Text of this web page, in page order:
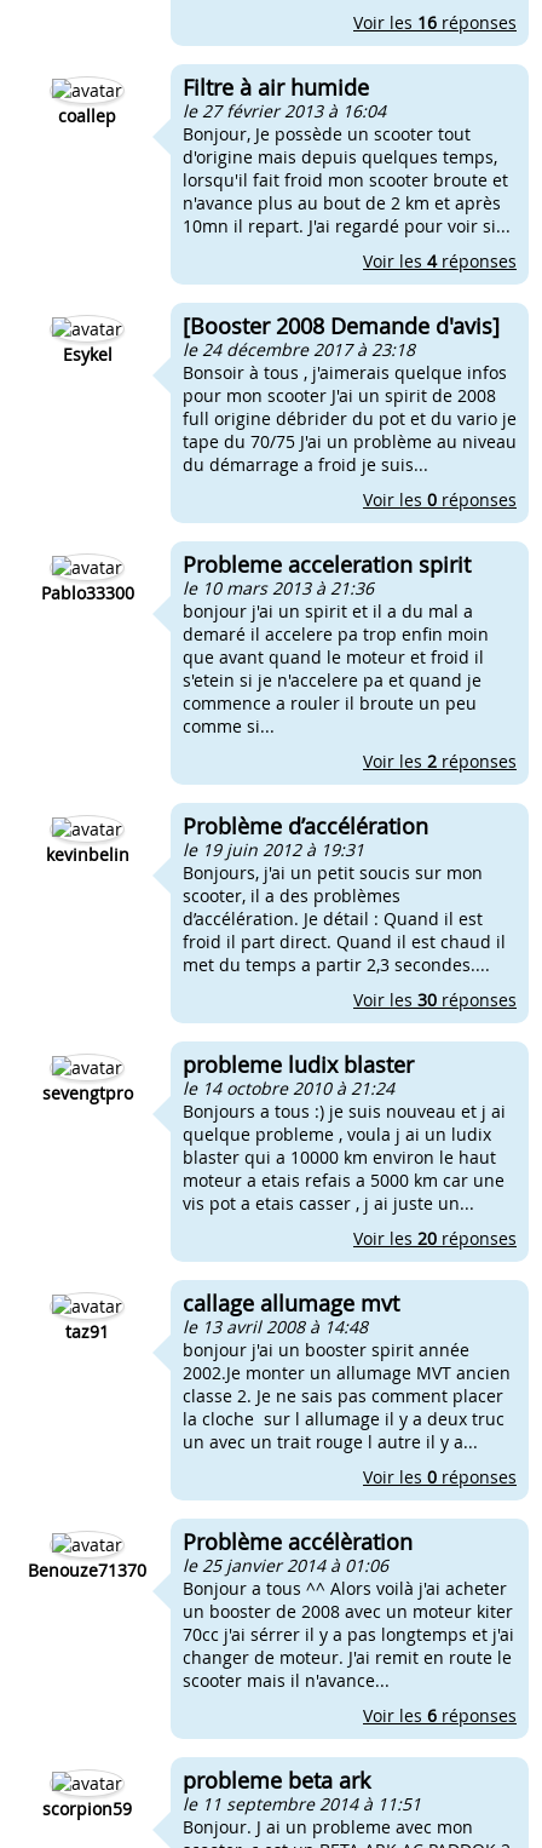
Voir les 16 réponses
coallep
Filtre à air humide
le 27 février 2013 à 16:04
Bonjour, Je possède un scooter tout
d'origine mais depuis quelques temps,
lorsqu'il fait froid mon scooter broute et
n'avance plus au bout de 2 km et après
10mn il repart. J'ai regardé pour voir si...
Voir les 4réponses
Esykel
[Booster 2008 Demande d'avis]
le 24 décembre 2017 à 23:18
Bonsoir à tous , j'aimerais quelque infos
pour mon scooter J'ai un spirit de 2008
full origine débrider du pot et du vario je
tape du 70/75 J'ai un problème au niveau
du démarrage a froid je suis...
Voir les 0 réponses
Pablo33300
Probleme acceleration spirit
le 10 mars 2013 à 21:36
bonjour j'ai un spirit et il a du mal a
demaré il accelere pa trop enfin moin
que avant quand le moteur et froid il
s'etein si je n'accelere pa et quand je
commence a rouler il broute un peu
comme si...
Voir les 2 réponses
kevinbelin
Problème d’accélération
le 19 juin 2012 à 19:31
Bonjours, j'ai un petit soucis sur mon
scooter, il a des problèmes
d’accélération. Je détail : Quand il est
froid il part direct. Quand il est chaud il
met du temps a partir 2,3 secondes....
Voir les 30 réponses
sevengtpro
probleme ludix blaster
le 14 octobre 2010 à 21:24
Bonjours a tous :) je suis nouveau et j ai
quelque probleme , voula j ai un ludix
blaster qui a 10000 km environ le haut
moteur a etais refais a 5000 km car une
vis pot a etais casser , j ai juste un...
Voir les 20 réponses
taz91
callage allumage mvt
le 13 avril 2008 à 14:48
bonjour j'ai un booster spirit année
2002.Je monter un allumage MVT ancien
classe 2. Je ne sais pas comment placer
la cloche sur l allumage il y a deux truc
un avec un trait rouge l autre il y a...
Voir les 0 réponses
Benouze71370
Problème accélèration
le 25 janvier 2014 à 01:06
Bonjour a tous ^^ Alors voilà j'ai acheter
un booster de 2008 avec un moteur kiter
70cc j'ai sérrer il y a pas longtemps et j'ai
changer de moteur. J'ai remit en route le
scooter mais il n'avance...
Voir les 6 réponses
scorpion59
probleme beta ark
le 11 septembre 2014 à 11:51
Bonjour. J ai un probleme avec mon